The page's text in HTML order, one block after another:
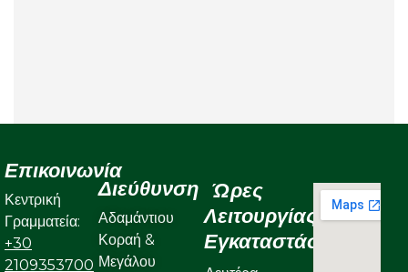
Επικοινωνία
Κεντρική
Γραμματεία:
+30
2109353700
Διεύθυνση
Αδαμάντιου
Κοραή &
Μεγάλου
Ώρες
Λειτουργίας
Εγκαταστάσεων